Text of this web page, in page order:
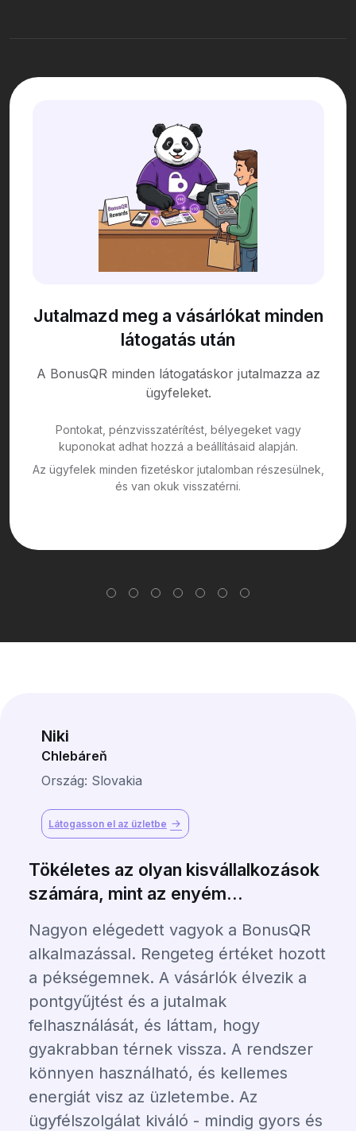
Jutalmazd meg a vásárlókat minden
látogatás után
A BonusQR minden látogatáskor jutalmazza az
ügyfeleket.
Pontokat, pénzvisszatérítést, bélyegeket vagy
kuponokat adhat hozzá a beállításaid alapján.
Az ügyfelek minden fizetéskor jutalomban részesülnek,
és van okuk visszatérni.
Niki
Chlebáreň
Ország: Slovakia
Látogasson el az üzletbe
Tökéletes az olyan kisvállalkozások
számára, mint az enyém...
Nagyon elégedett vagyok a BonusQR
alkalmazással. Rengeteg értéket hozott
a pékségemnek. A vásárlók élvezik a
pontgyűjtést és a jutalmak
felhasználását, és láttam, hogy
gyakrabban térnek vissza. A rendszer
könnyen használható, és kellemes
energiát visz az üzletembe. Az
ügyfélszolgálat kiváló - mindig gyors és